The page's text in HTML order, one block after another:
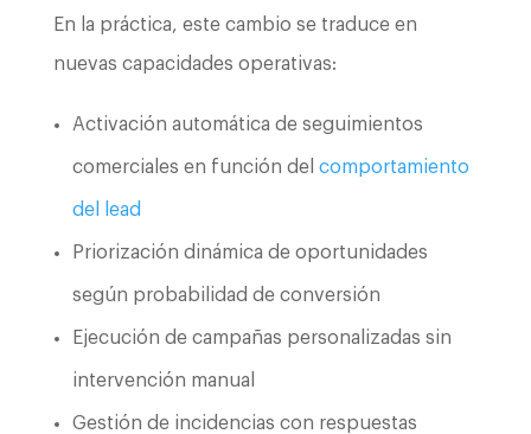
En la práctica, este cambio se traduce en
nuevas capacidades operativas:
Activación automática de seguimientos
comerciales en función del comportamiento
del lead
Priorización dinámica de oportunidades
según probabilidad de conversión
Ejecución de campañas personalizadas sin
intervención manual
Gestión de incidencias con respuestas